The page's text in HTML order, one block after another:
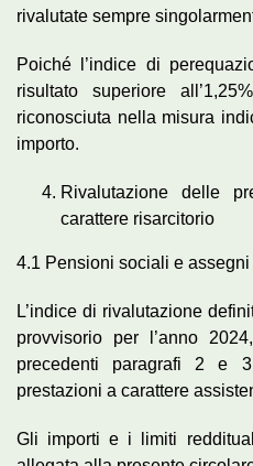
rivalutate sempre
Poiché l’indice di
risultato superiore
riconosciuta nella misura
importo.
Rivalutazione delle
carattere risarcitorio
4.1 Pensioni sociali e
L’indice di rivalutazione
provvisorio per l’anno
precedenti paragrafi 2 e
prestazioni a carattere
Gli importi e i limiti